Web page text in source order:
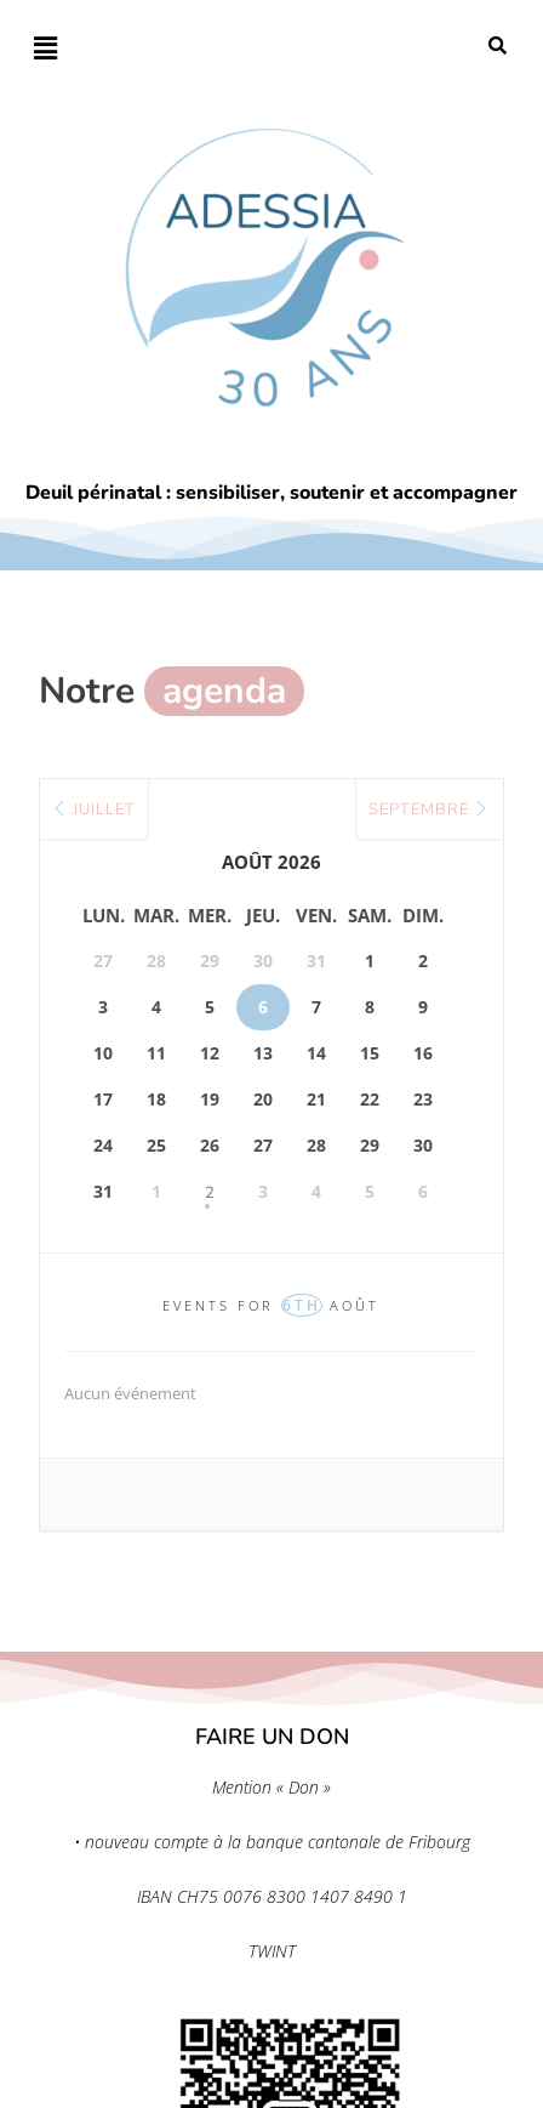
Deuil périnatal : sensibiliser, soutenir et accompagner
Notre agenda
JUILLET
AOÛT 2026
SEPTEMBRE
LUN. MAR. MER. JEU. VEN. SAM. DIM.
27 28 29 30 31 1
2
3
4 5 6 7 8
9
10
11 12 13 14 15
16
17
18 19 20 21 22
23
24
25 26 27 28 29
30
31
1 2 3 4 5 6
EVENTS FOR6TH AOÛT
Aucun événement
FAIRE UN DON
Mention « Don »
• nouveau compte à la banque cantonale de Fribourg
IBAN CH75 0076 8300 1407 8490 1
TWINT